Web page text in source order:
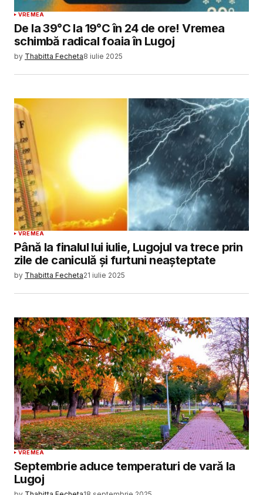
VREMEA
De la 39°C la 19°C în 24 de ore! Vremea
schimbă radical foaia în Lugoj
by Thabitta Fecheta8 iulie 2025
VREMEA
Până la finalul lui iulie, Lugojul va trece prin
zile de caniculă și furtuni neașteptate
by Thabitta Fecheta21 iulie 2025
VREMEA
Septembrie aduce temperaturi de vară la
Lugoj